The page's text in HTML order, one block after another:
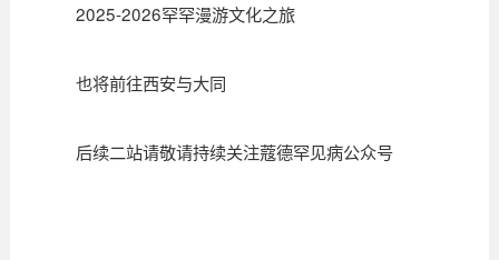
2025-2026罕罕漫游文化之旅
也将前往西安与大同
后续二站请敬请持续关注蔻德罕见病公众号